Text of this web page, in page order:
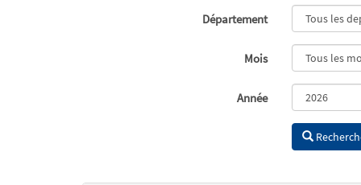
Département
Mois
Année